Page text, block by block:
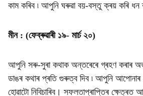
কাম কৰিব ৷ আপুনি ঘৰুৱা বয়-বস্তু ক্ৰয় কৰি ধন
মীন : (ফেব্ৰুৱাৰী ১৯- মাৰ্চ ২০)
আপুনি সৰু-সুৰা কথাক অন্তৰেৰে গ্ৰহণ কৰাৰ
ডাঙৰ কথাৰ প্ৰতি গুৰুত্ব দিব ৷ আপুনি আপোনাৰ
হোৱাটো নিবিচাৰিব। সফলতাপ্ৰাপ্তিৰ